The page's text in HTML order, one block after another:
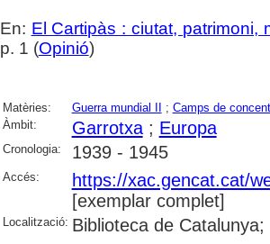
En: El Cartipàs : ciutat, patrimoni,
p. 1 (Opinió)
Matèries: Guerra mundial II ; Camps de
Àmbit:
Garrotxa; Europa
Cronologia: 1939 - 1945
Accés:
https://xac.gencat.cat/
[exemplar complet]
Localització: Biblioteca de